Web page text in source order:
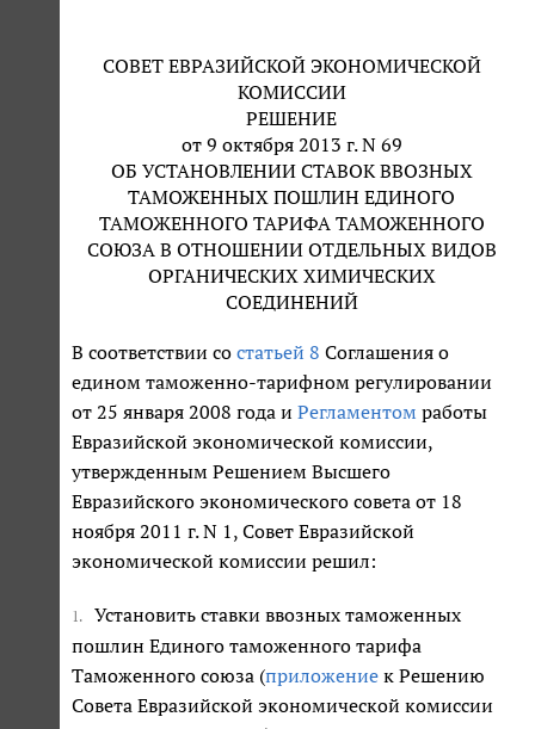
СОВЕТ ЕВРАЗИЙСКОЙ ЭКОНОМИЧЕСКОЙ
КОМИССИИ
РЕШЕНИЕ
от 9 октября 2013 г. N 69
ОБ УСТАНОВЛЕНИИ СТАВОК ВВОЗНЫХ
ТАМОЖЕННЫХ ПОШЛИН ЕДИНОГО
ТАМОЖЕННОГО ТАРИФА ТАМОЖЕННОГО
СОЮЗА В ОТНОШЕНИИ ОТДЕЛЬНЫХ ВИДОВ
ОРГАНИЧЕСКИХ ХИМИЧЕСКИХ
СОЕДИНЕНИЙ
В соответствии со статьей 8 Соглашения о
едином таможенно-тарифном регулировании
от 25 января 2008 года и Регламентом работы
Евразийской экономической комиссии,
утвержденным Решением Высшего
Евразийского экономического совета от 18
ноября 2011 г. N 1, Совет Евразийской
экономической комиссии решил:
1.
Установить ставки ввозных таможенных
пошлин Единого таможенного тарифа
Таможенного союза (приложение к Решению
Совета Евразийской экономической комиссии